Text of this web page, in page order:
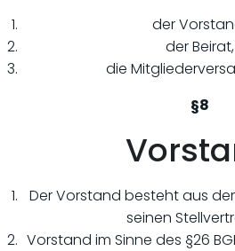
der
der Beirat,
die
§8
Der Vorstand besteht aus
seinen
Vorstand im Sinne des §26